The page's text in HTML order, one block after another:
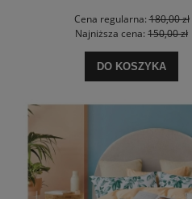
Cena regularna:180,00 zł
Najniższa cena: 150,00 zł
DO KOSZYKA